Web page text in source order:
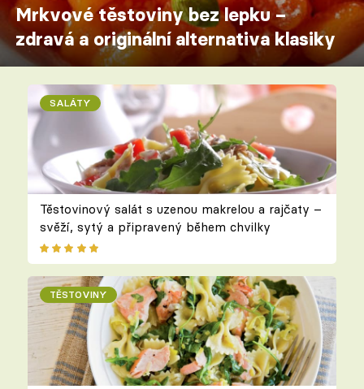
Mrkvové těstoviny bez lepku –
zdravá a originální alternativa klasiky
SALÁTY
Těstovinový salát s uzenou makrelou a rajčaty –
svěží, sytý a připravený během chvilky
TĚSTOVINY